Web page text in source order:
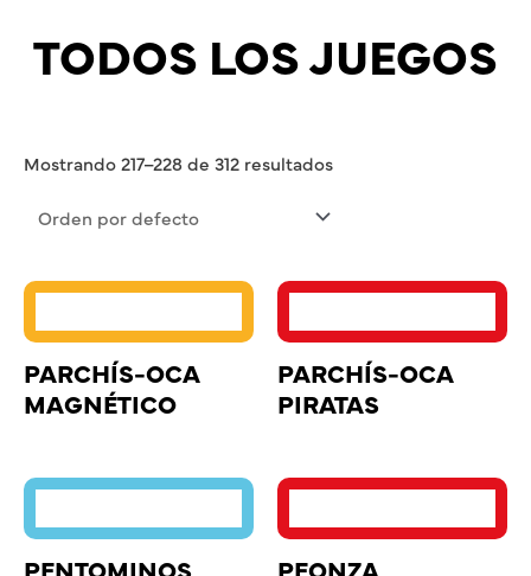
TODOS LOS JUEGOS
Mostrando 217–228 de 312 resultados
PARCHÍS-OCA
MAGNÉTICO
PARCHÍS-OCA
PIRATAS
PENTOMINOS PEONZA